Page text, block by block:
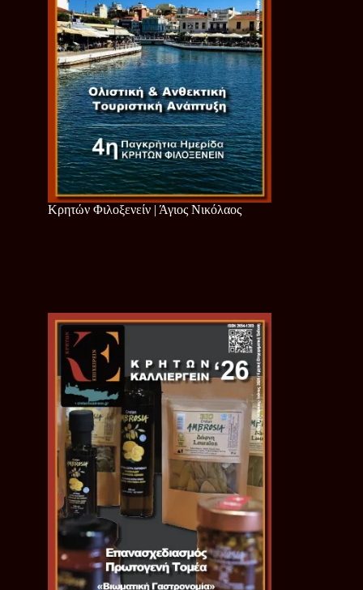
Κρητών Φιλοξενείν | Άγιος Νικόλαος